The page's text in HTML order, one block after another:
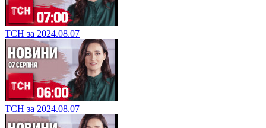
ТСН за 2024.08.07
ТСН за 2024.08.07